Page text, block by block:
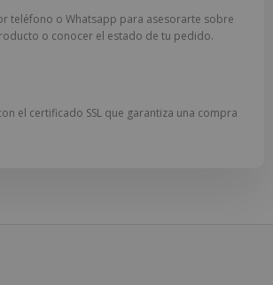
teléfono o Whatsapp para asesorarte sobre
o conocer el estado de tu pedido.
el certificado SSL que garantiza una compra